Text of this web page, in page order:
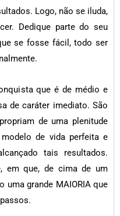
Logo, não se iluda,
Dedique parte do seu
se fosse fácil, todo ser
que é de médio e
de caráter imediato. São
de uma plenitude
de vida perfeita e
tais resultados.
em que, de cima de um
uma grande MAIORIA que